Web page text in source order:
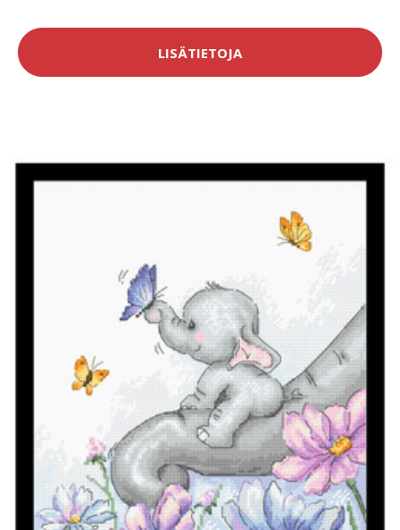
LISÄTIETOJA